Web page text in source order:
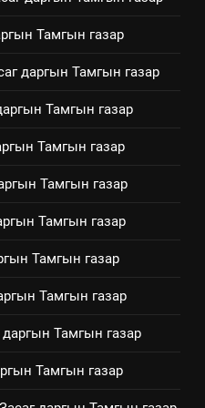
ЗӨВЛӨЛ
албаны зөвлөлийн
аймаг дахь салбар
жилийн
зөвлөл” аяны хүрээнд
байгуулах арга
төлөвлөгөө
ЗӨВЛӨЛ
тайланд хийсэн
Тамгын газар
даргын Тамгын газар
Тамгын газар
Тамгын газар
Тамгын газар
Тамгын газар
Тамгын газар
Тамгын газар
Тамгын газар
Тамгын газар